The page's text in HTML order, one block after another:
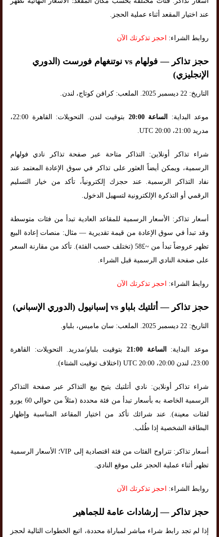
عند اختيار المقعد أثناء عملية الحجز.
روابط الشراء: احجز تذكرتك الآن
حجز تذاكر — فولهام vs نوتنغهام فورست (الدوري
الإنجليزي)
التاريخ: 22 ديسمبر 2025. الملعب: كرافن كوتاج، لندن.
موعد البداية: الساعة 20:00
بتوقيت لندن. التحويلات: القاهرة 22:00،
مدريد 21:00، UTC 20:00.
شراء تذاكر أونلاين: التذاكر متاحة عبر صفحة تذاكر نادي فولهام
الرسمية، ويمكن أيضاً العثور على تذاكر في سوق الإعادة المعتمد عند
نفاد التذاكر الرسمية. عند حجزك إلكترونياً، تأكد من خيار التسليم
الرقمي أو التذكرة الإلكترونية لتسهيل الدخول.
أسعار تذاكر: الأسعار الرسمية للمقاعد العادية تبدأ من فئات متوسطة
وقد تبدأ في سوق الإعادة من قيمة تقديرية — مثال: منصات إعادة البيع
تظهر عروضاً تبدأ من ~£58 (تختلف حسب الفئة). تأكد من مقارنة السعر
على صفحة النادي الرسمية قبل الشراء.
روابط الشراء: احجز تذكرتك الآن
حجز تذاكر — أتلتيك بلباو vs إسبانيول (الدوري الإسباني)
التاريخ: 22 ديسمبر 2025. الملعب: سان ماميس، بلباو.
موعد البداية: الساعة 21:00
بتوقيت بلباو/مدريد. التحويلات: القاهرة
23:00، لندن 20:00، UTC 20:00 (اختلاف توقيت الشتاء).
شراء تذاكر أونلاين: نادي أتلتيك يتيح بيع التذاكر عبر صفحة التذاكر
الرسمية الخاصة به بأسعار تبدأ من فئة محددة (مثلاً من حوالي 60 يورو
لفئات معينة). عند شرائك تأكد من اختيار المقاعد المناسبة وإظهار
البطاقة الشخصية إذا طُلب.
أسعار تذاكر: تتراوح الفئات من فئة اقتصادية إلى VIP؛ الأسعار الرسمية
تظهر أثناء عملية الحجز على موقع النادي.
روابط الشراء: احجز تذكرتك الآن
حجز تذاكر — إرشادات عامة للجماهير
إذا لم تجد رابط شراء مباشر لمباراة محددة، اتبع الخطوات التالية لحجز